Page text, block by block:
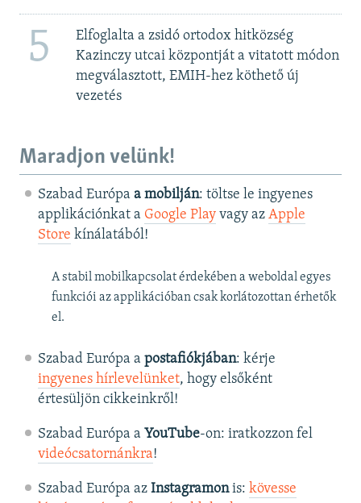
5
Elfoglalta a zsidó ortodox hitközség
Kazinczy utcai központját a vitatott módon
megválasztott, EMIH-hez köthető új
vezetés
Maradjon velünk!
Szabad Európa a mobilján: töltse le ingyenes
applikációnkat a Google Playvagy az Apple
Store kínálatából!
A stabil mobilkapcsolat érdekében a weboldal egyes
funkciói az applikációban csak korlátozottan érhetők
el.
Szabad Európa a postafiókjában: kérje
ingyenes hírlevelünket, hogy elsőként
értesüljön cikkeinkről!
Szabad Európa a YouTube-on: iratkozzon fel
videócsatornánkra!
Szabad Európa az Instagramonis: kövesse